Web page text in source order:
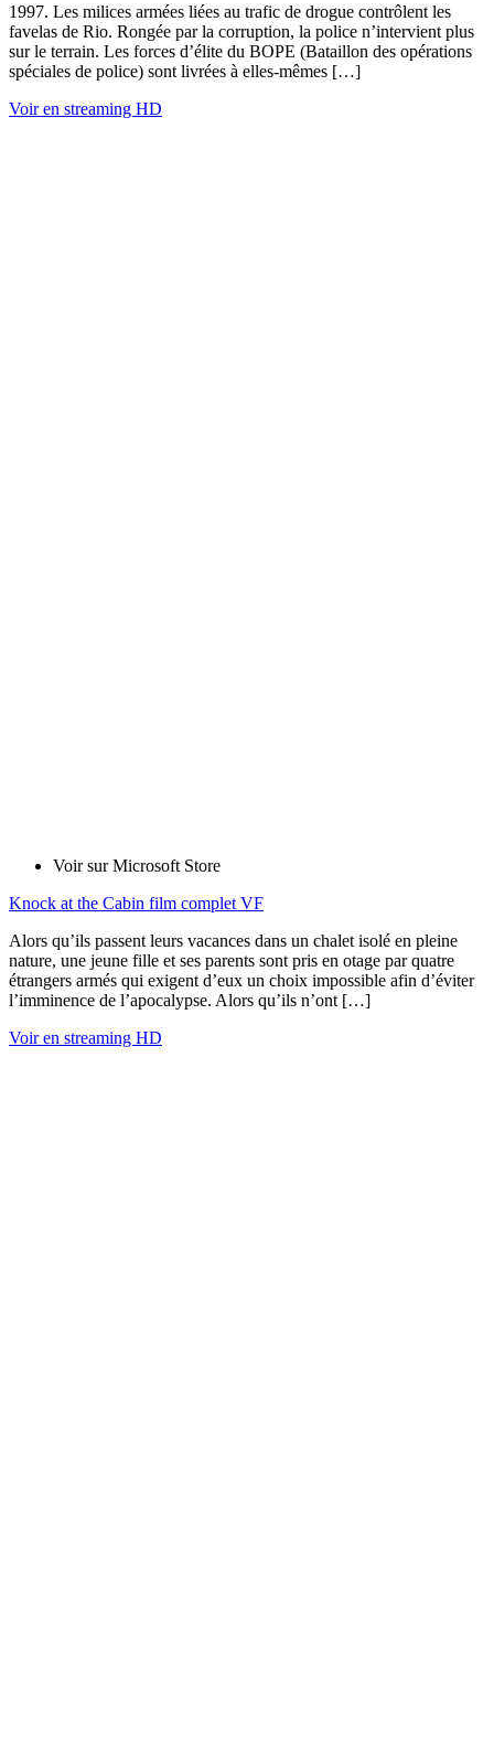
1997. Les milices armées liées au trafic de drogue contrôlent les
favelas de Rio. Rongée par la corruption, la police n’intervient plus
sur le terrain. Les forces d’élite du BOPE (Bataillon des opérations
spéciales de police) sont livrées à elles-mêmes […]
Voir en streaming HD
Voir sur Microsoft Store
Knock at the Cabin film complet VF
Alors qu’ils passent leurs vacances dans un chalet isolé en pleine
nature, une jeune fille et ses parents sont pris en otage par quatre
étrangers armés qui exigent d’eux un choix impossible afin d’éviter
l’imminence de l’apocalypse. Alors qu’ils n’ont […]
Voir en streaming HD